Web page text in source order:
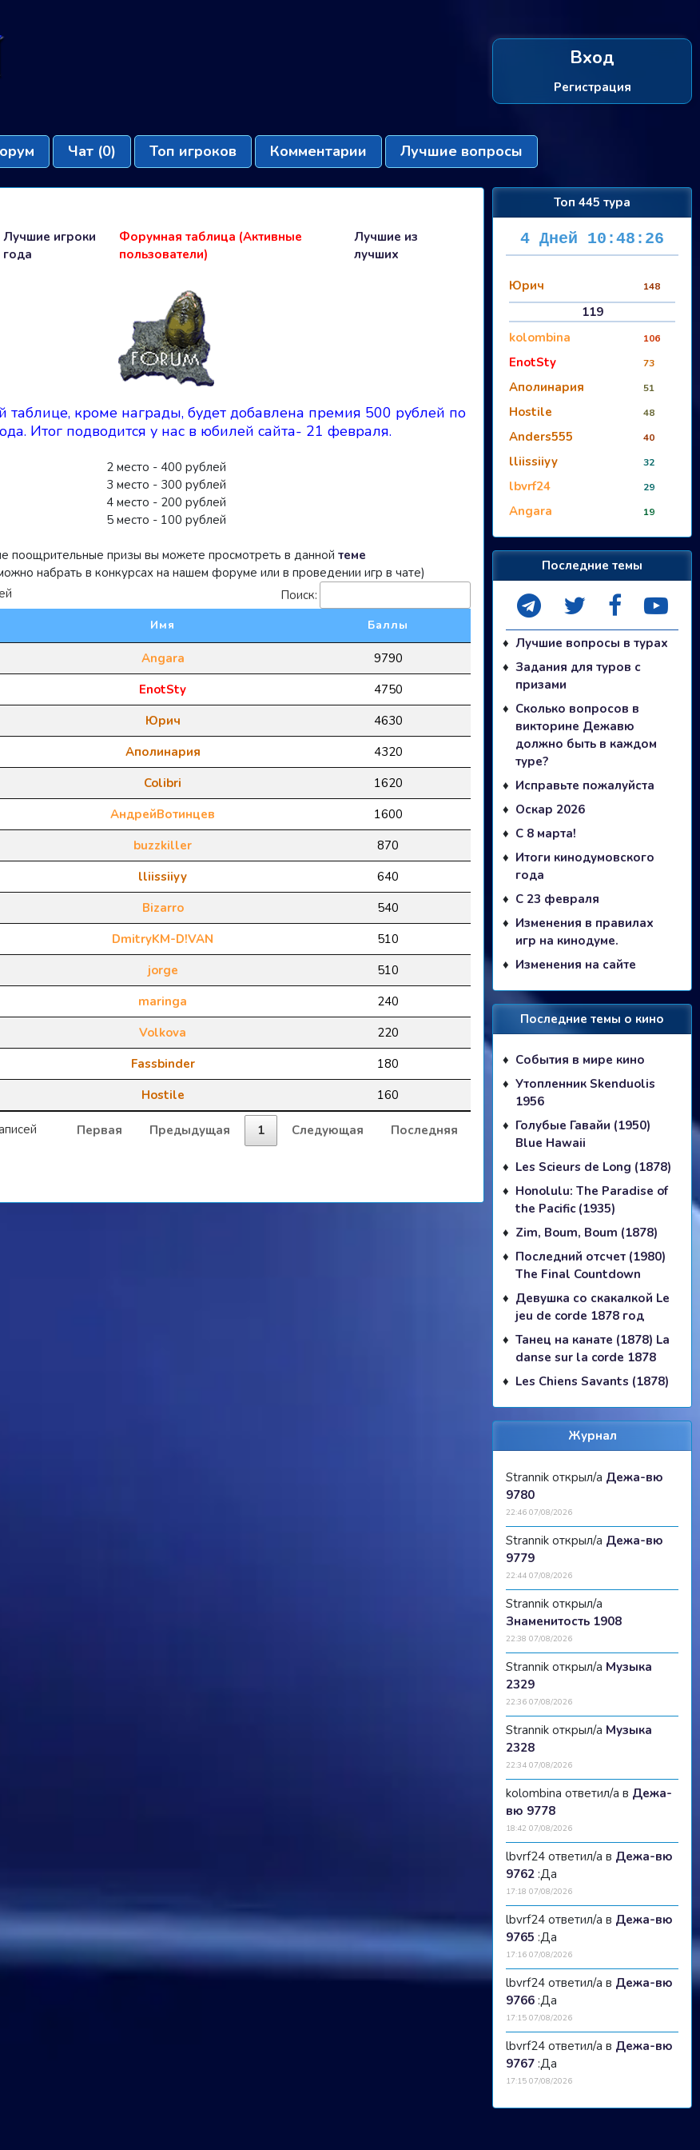
Вход
Регистрация
Чат (0) Топ игроков Комментарии Лучшие вопросы
Топ 445 тура
4 Дней 10:48:25
Юрич 148
119
kolombina
106
EnotSty 73
Аполинария 51
Hostile 48
Anders555 40
lliissiiyy 32
lbvrf24 29
Angara 19
Последние темы
Лучшие вопросы в турах
Задания для туров с
призами
Сколько вопросов в
викторине Дежавю
должно быть в каждом
туре?
Исправьте пожалуйста
Оскар 2026
С 8 марта!
Итоги кинодумовского
года
С 23 февраля
Изменения в правилах
игр на кинодуме.
Изменения на сайте
Последние темы о кино
События в мире кино
Утопленник Skenduolis
1956
Голубые Гавайи (1950)
Blue Hawaii
Les Scieurs de Long (1878)
Honolulu: The Paradise of
the Pacific (1935)
Zim, Boum, Boum (1878)
Последний отсчет (1980)
The Final Countdown
Девушка со скакалкой Le
jeu de corde 1878 год
Танец на канате (1878) La
danse sur la corde 1878
Les Chiens Savants (1878)
Журнал
Strannik открыл/а Дежа-вю
9780
22:46 07/08/2026
Strannik открыл/а Дежа-вю
9779
22:44 07/08/2026
Strannik открыл/а
Знаменитость 1908
22:38 07/08/2026
Strannik открыл/а Музыка
2329
22:36 07/08/2026
Strannik открыл/а Музыка
2328
22:34 07/08/2026
kolombina ответил/а в Дежа-
вю 9778
18:42 07/08/2026
lbvrf24 ответил/а в Дежа-вю
9762 :Да
17:18 07/08/2026
lbvrf24 ответил/а в Дежа-вю
9765 :Да
17:16 07/08/2026
lbvrf24 ответил/а в Дежа-вю
9766 :Да
17:15 07/08/2026
lbvrf24 ответил/а в Дежа-вю
9767 :Да
17:15 07/08/2026
Лучшие игроки
года
Форумная таблица (Активные
пользователи)
Лучшие из
лучших
кроме награды, будет добавлена премия 500 рублей по
Итог подводится у нас в юбилей сайта- 21 февраля.
2 место - 400 рублей
3 место - 300 рублей
4 место - 200 рублей
5 место - 100 рублей
поощрительные призы вы можете просмотреть в данной теме
набрать в конкурсах на нашем форуме или в проведении игр в чате)
Поиск:
Имя Баллы
Angara
9790
EnotSty
4750
Юрич
4630
Аполинария
4320
Colibri
1620
АндрейВотинцев
1600
buzzkiller
870
lliissiiyy
640
Bizarro
540
DmitryKM-D!VAN
510
jorge
510
maringa
240
Volkova
220
Fassbinder
180
Hostile 160
Первая Предыдущая 1 Следующая Последняя